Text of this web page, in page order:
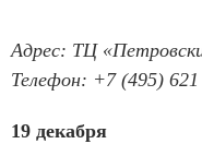
Адрес: ТЦ
Телефон: +7 (495)
19 декабря